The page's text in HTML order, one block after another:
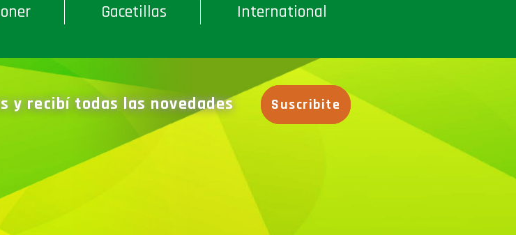
Gacetillas International
y recibí todas las novedades Suscribite